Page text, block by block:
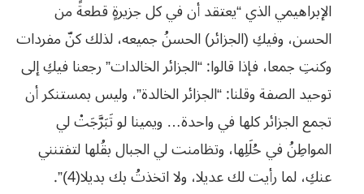
الإبراهيمي الذي “يعتقد أن في كل جزيرةٍ قطعةً من
الحسن، وفيكِ (الجزائر) الحسنُ جميعه، لذلك كنّ مفردات
وكنتِ جمعا، فإذا قالوا: “الجزائر الخالدات” رجعنا فيكِ إلى
توحيد الصفة وقلنا: “الجزائر الخالدة”، وليس بمستنكر أن
تجمع الجزائر كلها في واحدة… ويمينا لو تَبَرَّجَتْ لي
المواطِنُ في حُلَلِها، وتظامنت لي الجبال بقُلها لتفتنني
عنكِ، لما رأيت لك عديلا، ولا اتخذتُ بك بديلا(4)”.